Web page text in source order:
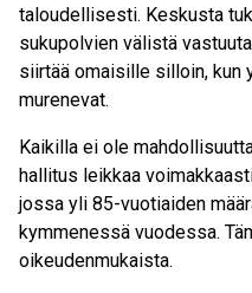
taloudellisesti. Keskusta
sukupolvien välistä
siirtää omaisille silloin, kun
murenevat.
Kaikilla ei ole
hallitus leikkaa
jossa yli 85-vuotiaiden
kymmenessä vuodessa.
oikeudenmukaista.